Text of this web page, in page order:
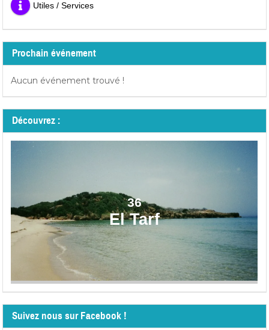
Utiles / Services
Prochain événement
Aucun événement trouvé !
Découvrez :
36
El Tarf
Suivez nous sur Facebook !